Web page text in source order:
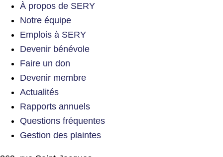
À propos de SERY
Notre équipe
Emplois à SERY
Devenir bénévole
Faire un don
Devenir membre
Actualités
Rapports annuels
Questions fréquentes
Gestion des plaintes